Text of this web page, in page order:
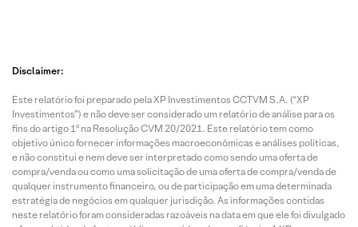
Disclaimer:
Este relatório foi preparado pela XP Investimentos CCTVM S.A. (“XP
Investimentos”) e não deve ser considerado um relatório de análise para os
fins do artigo 1º na Resolução CVM 20/2021. Este relatório tem como
objetivo único fornecer informações macroeconômicas e análises políticas,
e não constitui e nem deve ser interpretado como sendo uma oferta de
compra/venda ou como uma solicitação de uma oferta de compra/venda de
qualquer instrumento financeiro, ou de participação em uma determinada
estratégia de negócios em qualquer jurisdição. As informações contidas
neste relatório foram consideradas razoáveis na data em que ele foi divulgado